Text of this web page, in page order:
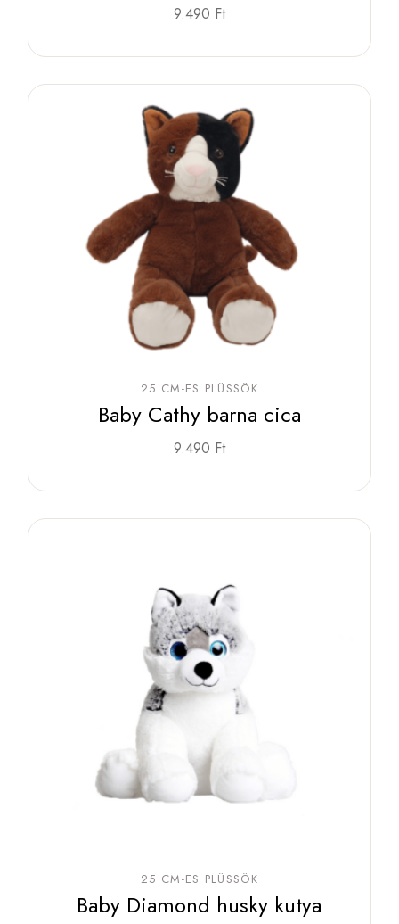
9.490 Ft
25 CM-ES PLÜSSÖK
Baby Cathy barna cica
9.490 Ft
25 CM-ES PLÜSSÖK
Baby Diamond husky kutya